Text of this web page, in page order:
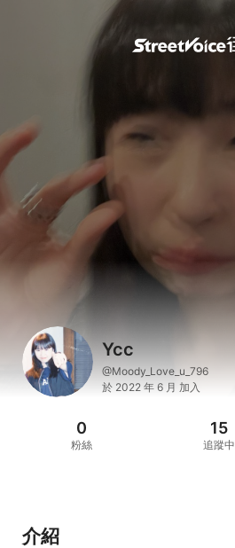
Ycc
@Moody_Love_u_796
於 2022 年 6 月 加入
0
粉絲
15
追蹤中
介紹